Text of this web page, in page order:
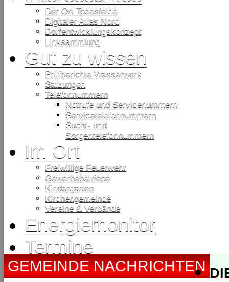
Der Ort Todesfelde
Digitaler Atlas Nord
Dorfentwicklungskonzept
Linksammlung
Gut zu wissen
Prüfberichte Wasserwerk
Satzungen
Telefonnummern
Notrufe und Servicenummern
Servicetelefonnummern
Sucht- und
Sorgentelefonnummern
Im Ort
Freiwillige Feuerwehr
Gewerbebetriebe
Kindergarten
Kirchengemeinde
Vereine & Verbände
Energiemonitor
Termine
GEMEINDE NACHRICHTEN